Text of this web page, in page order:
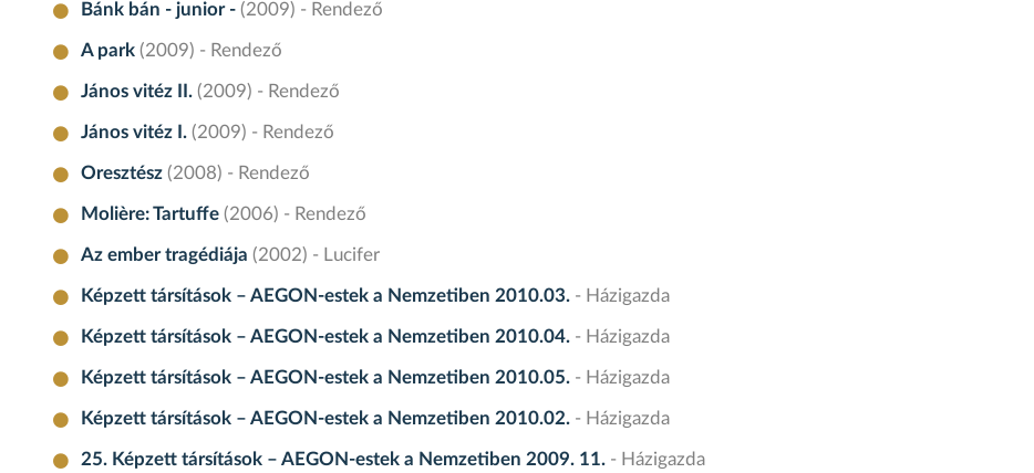
Bánk bán - junior - (2009) - Rendező
A park (2009) - Rendező
János vitéz II. (2009) - Rendező
János vitéz I. (2009) - Rendező
Oresztész (2008) - Rendező
Molière: Tartuffe (2006) - Rendező
Az ember tragédiája (2002) - Lucifer
Képzett társítások – AEGON-estek a Nemzetiben 2010.03. - Házigazda
Képzett társítások – AEGON-estek a Nemzetiben 2010.04. - Házigazda
Képzett társítások – AEGON-estek a Nemzetiben 2010.05. - Házigazda
Képzett társítások – AEGON-estek a Nemzetiben 2010.02. - Házigazda
25. Képzett társítások – AEGON-estek a Nemzetiben 2009. 11. - Házigazda